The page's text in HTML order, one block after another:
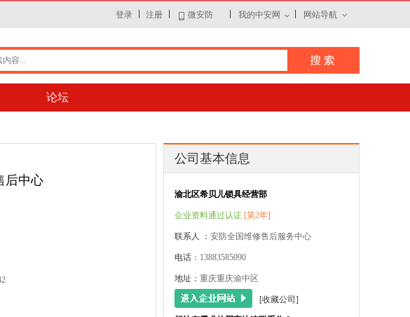
登录 注册 微安防 我的中安网 网站导航
论坛
后中心
公司基本信息
渝北区希贝儿锁具经营部
企业资料通过认证 [第2年]
联系人 ： 安防全国维修售后服务中心
电话 ：13883585090
地址： 重庆重庆渝中区
[收藏公司]